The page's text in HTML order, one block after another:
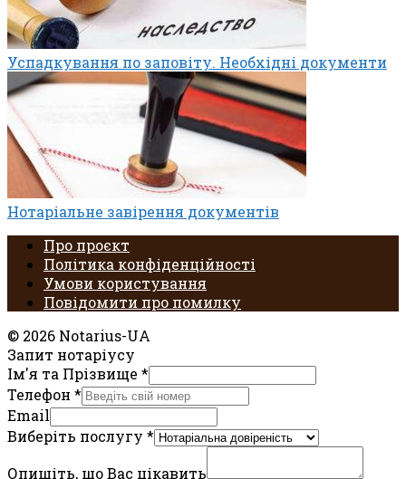
Успадкування по заповіту. Необхідні документи
Нотаріальне завірення документів
Про проєкт
Політика конфіденційності
Умови користування
Повідомити про помилку
© 2026 Notarius-UA
Запит нотаріусу
Ім'я та Прізвище *
Телефон *
Email
Виберіть послугу *
Опишіть, що Вас цікавить